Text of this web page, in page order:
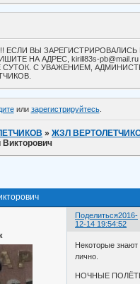
ЕСЛИ ВЫ ЗАРЕГИСТРИРОВАЛИСЬ
НА АДРЕС, kirill83s-
СУТОК. С УВАЖЕНИЕМ,
или зарегистрируйтесь.
»ЖЗЛ
Поделиться2016-
12-14 19:54:52
Некоторые
лично.
НОЧНЫЕ